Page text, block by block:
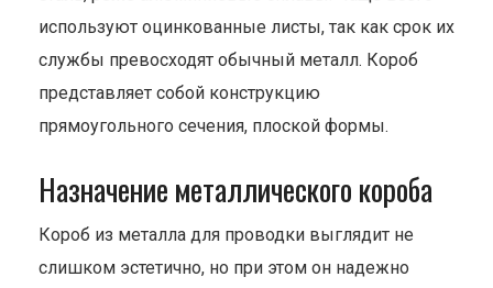
используют оцинкованные листы, так как срок их
службы превосходят обычный металл. Короб
представляет собой конструкцию
прямоугольного сечения, плоской формы.
Назначение металлического короба
Короб из металла для проводки выглядит не
слишком эстетично, но при этом он надежно